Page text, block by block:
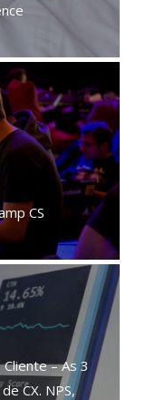
CS
– As 3
CX. NPS,